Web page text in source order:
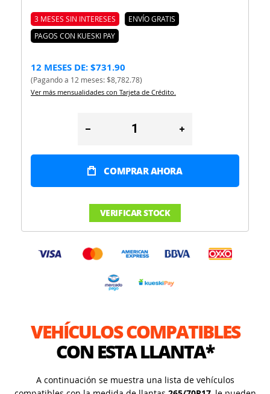
3 MESES SIN INTERESES
ENVÍO GRATIS
PAGOS CON KUESKI PAY
12 MESES DE: $731.90
(Pagando a 12 meses: $8,782.78)
Ver más mensualidades con Tarjeta de Crédito.
COMPRAR AHORA
VERIFICAR STOCK
VEHÍCULOS COMPATIBLES
CON ESTA LLANTA*
A continuación se muestra una lista de vehículos